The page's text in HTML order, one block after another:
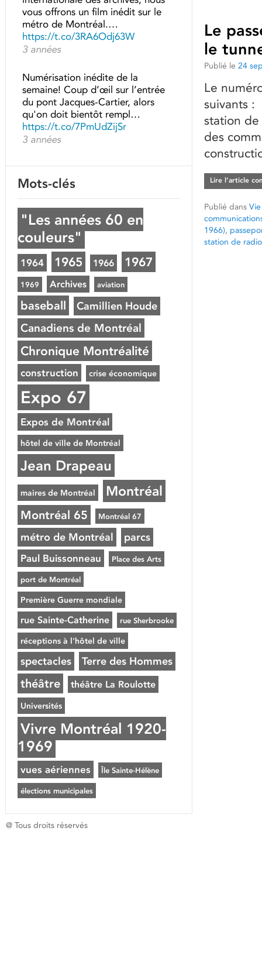
Le
le
Publié le 24
Le
suivants :
station
des
Lire l’article
Publié dans
1966),
station de
vous offrons un film inédit sur le
métro de Montréal.…
https://t.co/3RA6Odj63W
3 années
Numérisation inédite de la
semaine! Coup d’œil sur l’entrée
du pont Jacques-Cartier, alors
qu'on doit bientôt rempl…
https://t.co/7PmUdZijSr
3 années
Mots-clés
"Les années 60 en
couleurs"
1964 1965 1966 1967
1969 Archives aviation
baseball Camillien Houde
Canadiens de Montréal
Chronique Montréalité
construction crise économique
Expo 67
Expos de Montréal
hôtel de ville de Montréal
Jean Drapeau
maires de Montréal Montréal
Montréal 65 Montréal 67
métro de Montréal parcs
Paul Buissonneau Place des Arts
port de Montréal
Première Guerre mondiale
rue Sainte-Catherine rue Sherbrooke
réceptions à l'hôtel de ville
spectacles Terre des Hommes
théâtre théâtre La Roulotte
Universités
Vivre Montréal 1920-
1969
vues aériennes Île Sainte-Hélène
élections municipales
@ Tous droits réservés